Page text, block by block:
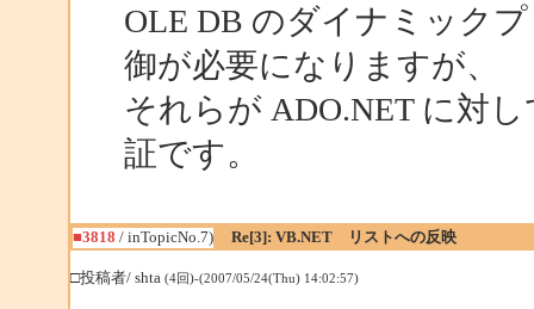
OLE DB のダイナミック
御が必要になりますが、
それらが ADO.NET に対
証です。
■3818 / inTopicNo.7) Re[3]: VB.NET リストへの反映
□投稿者/ shta (4回)-(2007/05/24(Thu) 14:02:57)